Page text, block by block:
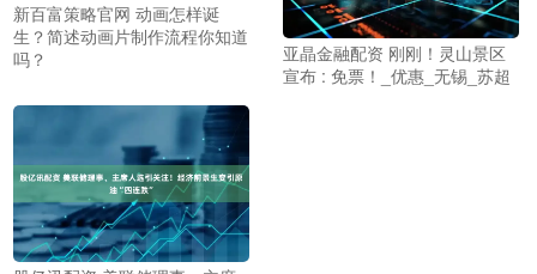
新百富策略官网 动画怎样诞
生？简述动画片制作流程你知道
吗？
亚晶金融配资 刚刚！灵山景区
宣布 : 免票！_优惠_无锡_苏超